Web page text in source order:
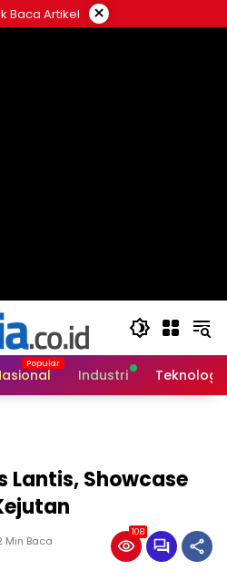
Baca Artikel ×
Industri Teknologi
Lantis, Showcase
Min Baca
108